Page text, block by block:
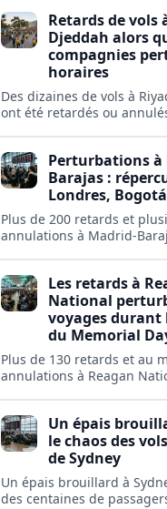
sur des liaisons clés
transatlantiques.
Retards de vols
Djeddah alors
compagnies
horaires
Des dizaines de vols à
ont été retardés ou
Perturbations à
Barajas :
Londres,
Plus de 200 retards et
annulations à Madrid-
Avianca et Air Europa.
Les retards à
National
voyages durant
du Memorial
Plus de 130 retards et au
annulations à Reagan
Un épais
le chaos des
de Sydney
Un épais brouillard à
des centaines de